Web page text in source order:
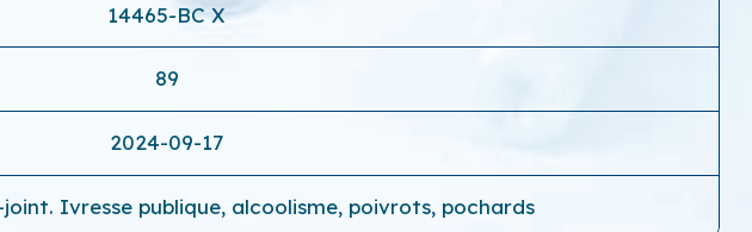
14465-BC X
89
2024-09-17
Ivresse publique, alcoolisme, poivrots, pochards